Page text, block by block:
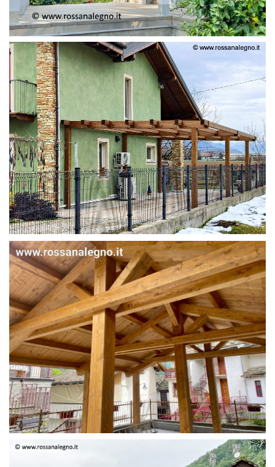
PERGOLA ADOSSATA
STRUTTURA IN ABETE LAMELLARE